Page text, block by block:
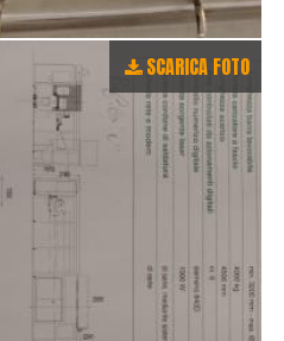
SCARICA FOTO